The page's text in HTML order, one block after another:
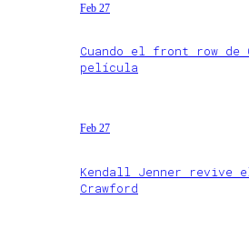
Feb 27
Cuando el front row de
película
Feb 27
Kendall Jenner revive
Crawford